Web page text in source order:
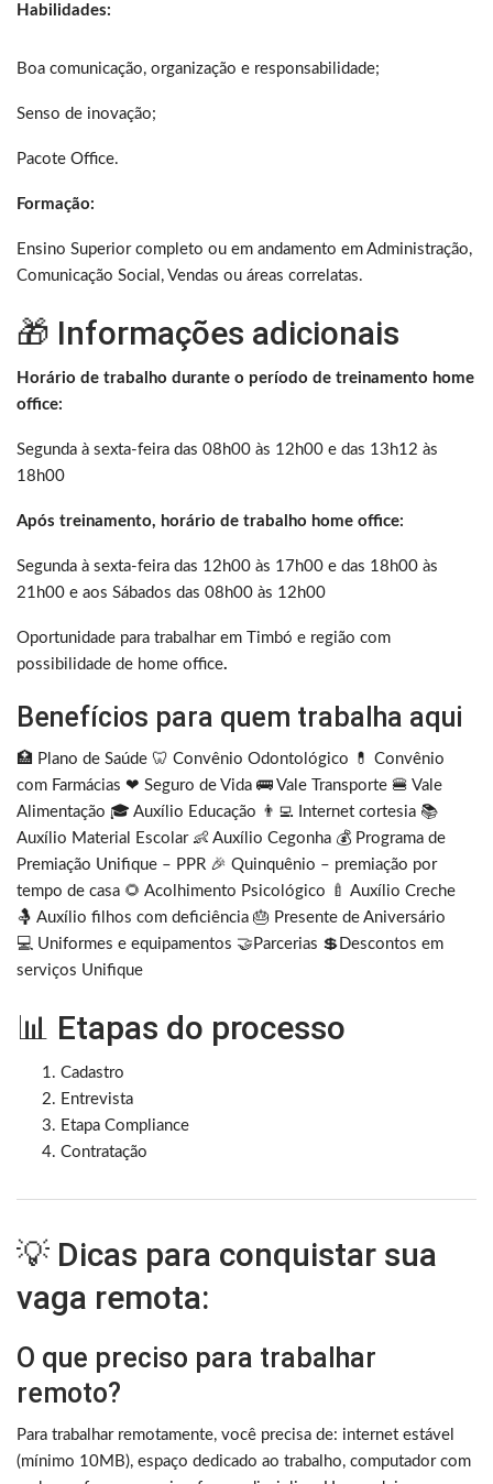
Habilidades:
Boa comunicação, organização e responsabilidade;
Senso de inovação;
Pacote Office.
Formação:
Ensino Superior completo ou em andamento em Administração,
Comunicação Social, Vendas ou áreas correlatas.
🎁 Informações adicionais
Horário de trabalho durante o período de treinamento home
office:
Segunda à sexta-feira das 08h00 às 12h00 e das 13h12 às
18h00
Após treinamento, horário de trabalho home office:
Segunda à sexta-feira das 12h00 às 17h00 e das 18h00 às
21h00 e aos Sábados das 08h00 às 12h00
Oportunidade para trabalhar em Timbó e região com
possibilidade de home office.
Benefícios para quem trabalha aqui
🏥 Plano de Saúde 🦷 Convênio Odontológico 💊 Convênio
com Farmácias ❤ Seguro de Vida 🚌 Vale Transporte 🍔 Vale
Alimentação 🎓 Auxílio Educação 👨‍💻 Internet cortesia 📚
Auxílio Material Escolar 👶 Auxílio Cegonha 💰 Programa de
Premiação Unifique – PPR 🎉 Quinquênio – premiação por
tempo de casa 🌻 Acolhimento Psicológico 🍼 Auxílio Creche
🤱 Auxílio filhos com deficiência 🎂 Presente de Aniversário
💻 Uniformes e equipamentos 🤝Parcerias 💲Descontos em
serviços Unifique
📊 Etapas do processo
Cadastro
Entrevista
Etapa Compliance
Contratação
💡 Dicas para conquistar sua
vaga remota:
O que preciso para trabalhar
remoto?
Para trabalhar remotamente, você precisa de: internet estável
(mínimo 10MB), espaço dedicado ao trabalho, computador com